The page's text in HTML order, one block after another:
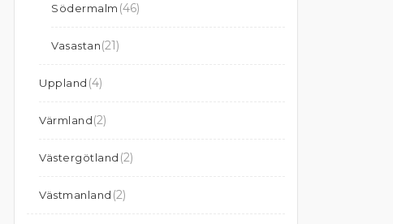
Södermalm (46)
Vasastan(21)
Uppland (4)
Värmland(2)
Västergötland (2)
Västmanland (2)